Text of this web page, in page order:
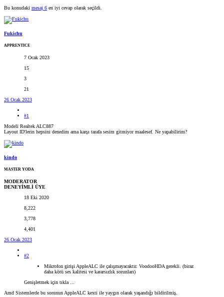
Bu konudaki mesaj 6 en iyi cevap olarak seçildi.
Fukichu
APPRENTICE
7 Ocak 2023
15
3
21
26 Ocak 2023
#1
Modeli Realtek ALC887
Layout ID'lerin hepsini denedim ama karşı tarafa sesim gitmiyor maalesef. Ne yapabilirim?
kindo
MASTER YODA
MODERATOR
DENEYİMLİ ÜYE
18 Eki 2020
8,222
3,778
4,401
26 Ocak 2023
#2
Mikrofon girişi AppleALC ile çalışmayacaktır. VoodooHDA gerekli. (biraz
daha kötü ses kalitesi ve kararsızlık sorunları)
Genişletmek için tıkla ...
Amd Sistemlerde bu sorunun AppleALC kexti ile yaygın olarak yaşandığı bildirilmiş.